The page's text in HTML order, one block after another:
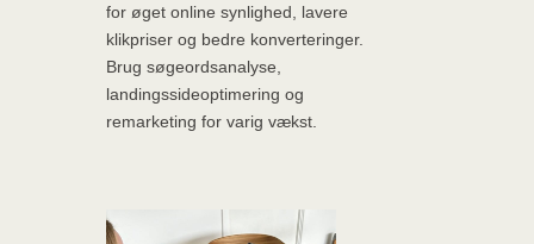
for øget online synlighed, lavere
klikpriser og bedre konverteringer.
Brug søgeordsanalyse,
landingssideoptimering og
remarketing for varig vækst.